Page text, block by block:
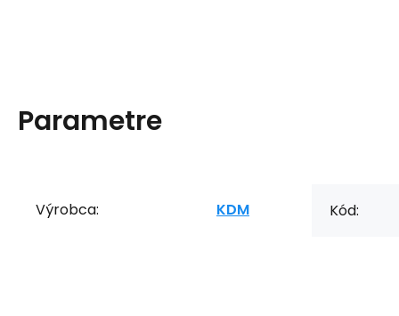
Parametre
Výrobca: KDM Kód: